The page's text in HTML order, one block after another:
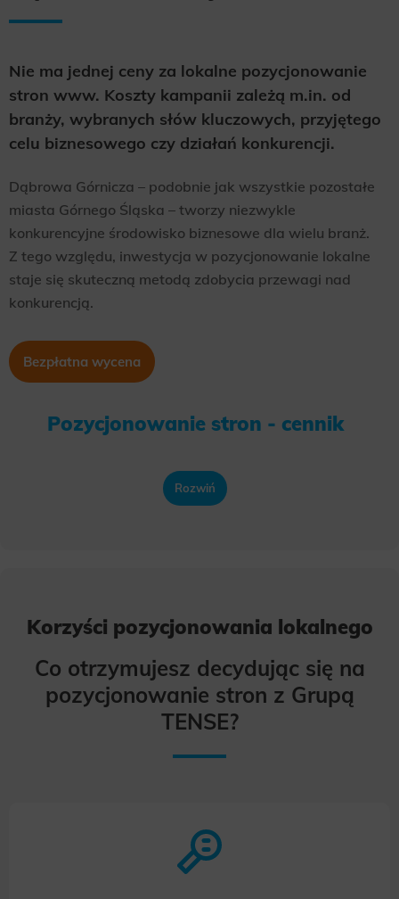
Scope responsible for displaying personalized ads that may be of interest to the user based on browsing history and
Nie ma jednej ceny za lokalne pozycjonowanie
stron www. Koszty kampanii zależą m.in. od
branży, wybranych słów kluczowych, przyjętego
celu biznesowego czy działań konkurencji.
Dąbrowa Górnicza – podobnie jak wszystkie pozostałe
miasta Górnego Śląska – tworzy niezwykle
konkurencyjne środowisko biznesowe dla wielu branż.
Z tego względu, inwestycja w pozycjonowanie lokalne
staje się skuteczną metodą zdobycia przewagi nad
konkurencją.
Bezpłatna wycena
Pozycjonowanie stron - cennik
Rozwiń
Korzyści pozycjonowania lokalnego
Co otrzymujesz decydując się na
pozycjonowanie stron z Grupą
TENSE?